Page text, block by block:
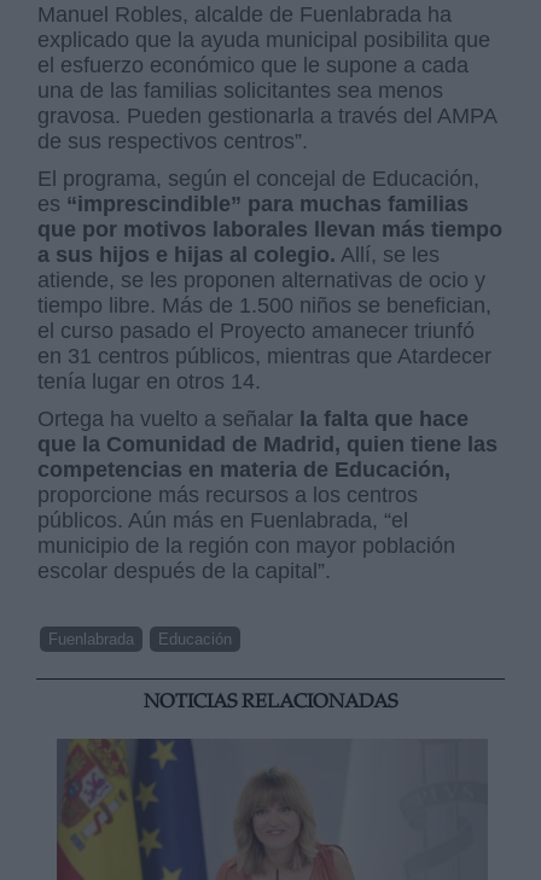
Manuel Robles, alcalde de Fuenlabrada ha
explicado que la ayuda municipal posibilita que
el esfuerzo económico que le supone a cada
una de las familias solicitantes sea menos
gravosa. Pueden gestionarla a través del AMPA
de sus respectivos centros”.
El programa, según el concejal de Educación,
es “imprescindible” para muchas familias
que por motivos laborales llevan más tiempo
a sus hijos e hijas al colegio. Allí, se les
atiende, se les proponen alternativas de ocio y
tiempo libre. Más de 1.500 niños se benefician,
el curso pasado el Proyecto amanecer triunfó
en 31 centros públicos, mientras que Atardecer
tenía lugar en otros 14.
Ortega ha vuelto a señalar la falta que hace
que la Comunidad de Madrid, quien tiene las
competencias en materia de Educación,
proporcione más recursos a los centros
públicos. Aún más en Fuenlabrada, “el
municipio de la región con mayor población
escolar después de la capital”.
Fuenlabrada Educación
NOTICIAS RELACIONADAS